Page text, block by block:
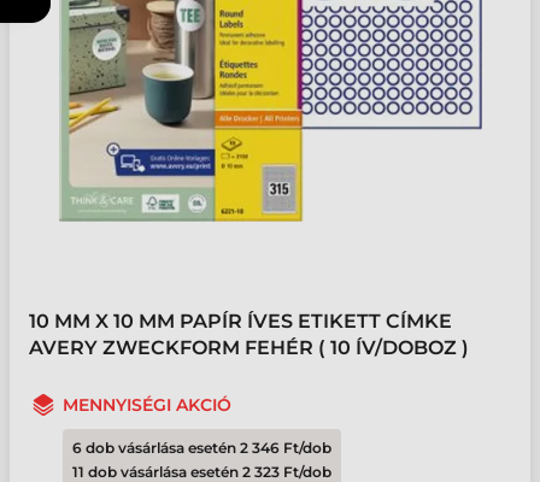
10 MM X 10 MM PAPÍR ÍVES ETIKETT CÍMKE
AVERY ZWECKFORM FEHÉR ( 10 ÍV/DOBOZ )
MENNYISÉGI AKCIÓ
6 dob vásárlása esetén 2 346 Ft/dob
11 dob vásárlása esetén 2 323 Ft/dob